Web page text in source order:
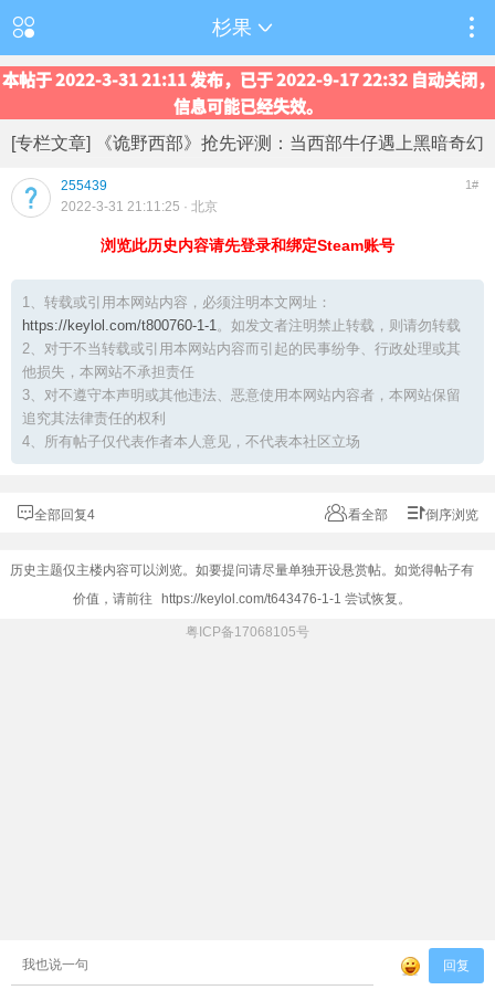
杉果
本帖于 2022-3-31 21:11 发布，已于 2022-9-17 22:32 自动关闭，
信息可能已经失效。
[专栏文章] 《诡野西部》抢先评测：当西部牛仔遇上黑暗奇幻
255439 1#
2022-3-31 21:11:25 · 北京
浏览此历史内容请先登录和绑定Steam账号
1、转载或引用本网站内容，必须注明本文网址：
https://keylol.com/t800760-1-1。如发文者注明禁止转载，则请勿转载
2、对于不当转载或引用本网站内容而引起的民事纷争、行政处理或其
他损失，本网站不承担责任
3、对不遵守本声明或其他违法、恶意使用本网站内容者，本网站保留
追究其法律责任的权利
4、所有帖子仅代表作者本人意见，不代表本社区立场
全部回复4 看全部 倒序浏览
历史主题仅主楼内容可以浏览。如要提问请尽量单独开设悬赏帖。如觉得帖子有
价值，请前往
https://keylol.com/t643476-1-1 尝试恢复。
粤ICP备17068105号